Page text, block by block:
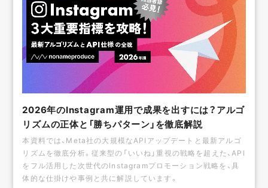
2026年のInstagram運用で成果を出すには？アルゴ
リズムの正体と「勝ちパターン」を徹底解説
本資料では、Meta社の大規模なAPIアップデートと最新アルゴ
リズムを徹底分析。従来型の「いいね」重視の戦略を超えた、API
をフル活用した次世代のInstagramプロモーション戦略を、具
体的な仕掛けや事例と共に解説しています。